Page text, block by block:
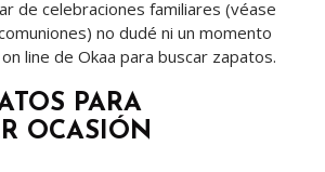
de celebraciones familiares (véase
no dudé ni un momento
line de Okaa para buscar zapatos.
PARA
OCASIÓN